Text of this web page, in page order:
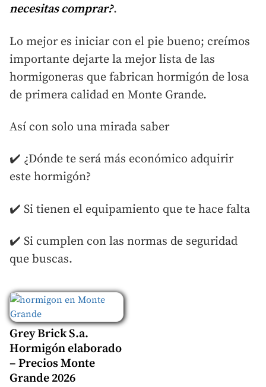
necesitas comprar?.
Lo mejor es iniciar con el pie bueno; creímos
importante dejarte la mejor lista de las
hormigoneras que fabrican hormigón de losa
de primera calidad en Monte Grande.
Así con solo una mirada saber
✔️ ¿Dónde te será más económico adquirir
este hormigón?
✔️ Si tienen el equipamiento que te hace falta
✔️ Si cumplen con las normas de seguridad
que buscas.
Grey Brick S.a.
Hormigón elaborado
– Precios Monte
Grande 2026